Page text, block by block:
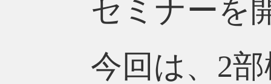
セミナーを
今回は、2